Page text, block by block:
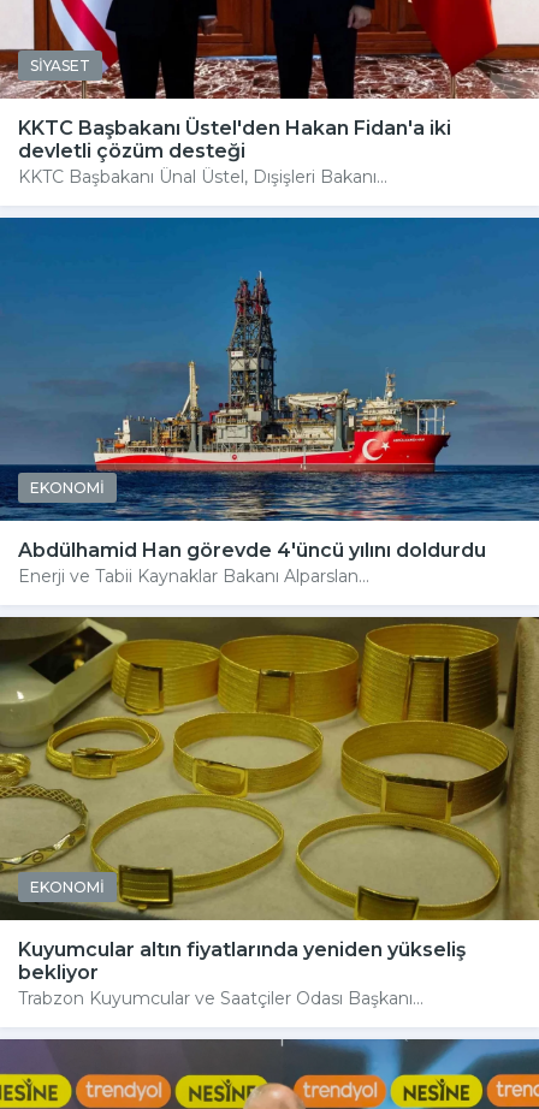
SİYASET
KKTC Başbakanı Üstel'den Hakan Fidan'a iki
devletli çözüm desteği
KKTC Başbakanı Ünal Üstel, Dışişleri Bakanı...
EKONOMİ
Abdülhamid Han görevde 4'üncü yılını doldurdu
Enerji ve Tabii Kaynaklar Bakanı Alparslan...
EKONOMİ
Kuyumcular altın fiyatlarında yeniden yükseliş
bekliyor
Trabzon Kuyumcular ve Saatçiler Odası Başkanı...